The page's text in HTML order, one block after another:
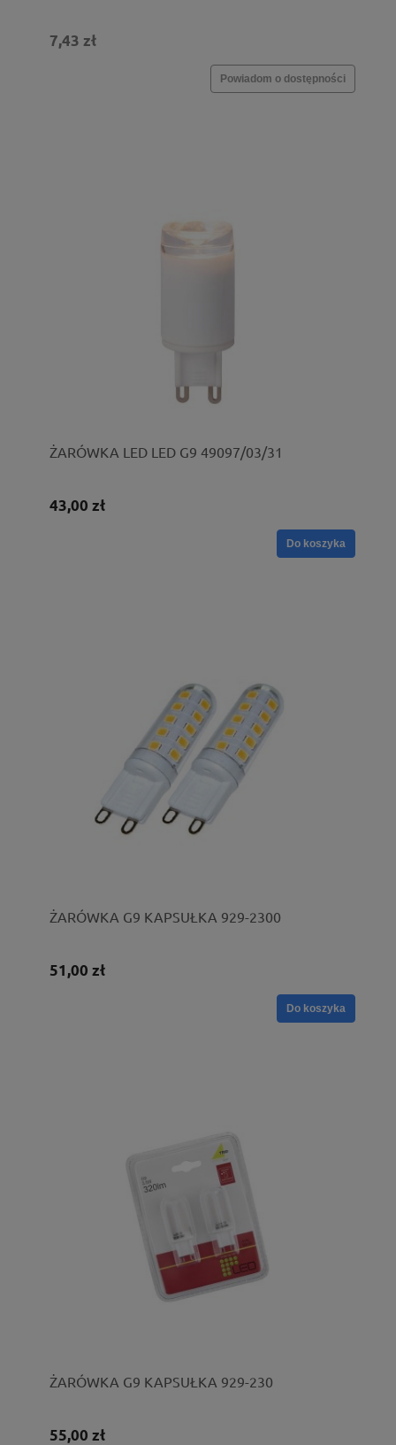
7,43 zł
Powiadom o dostępności
ŻARÓWKA LED LED G9 49097/03/31
43,00 zł
Do koszyka
ŻARÓWKA G9 KAPSUŁKA 929-2300
51,00 zł
Do koszyka
ŻARÓWKA G9 KAPSUŁKA 929-230
55,00 zł